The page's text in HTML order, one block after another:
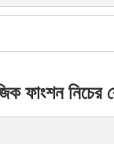
ফাংশন নিচের